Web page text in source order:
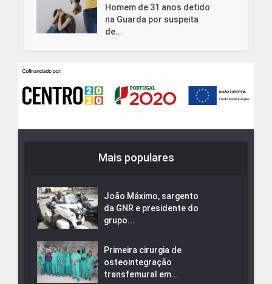
Homem de 31 anos detido
na Guarda por suspeita
de...
Mais populares
João Máximo, sargento
da GNR e presidente do
grupo...
Primeira cirurgia de
osteointegração
transfemural em...